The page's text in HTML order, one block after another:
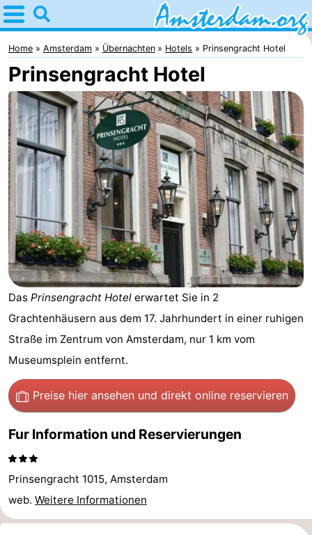
Home
Amsterdam
Interessante
Ausflüge
Für
Kindern
Für
Junge
Erwachsene
Kostenlos
Übernachten
Appartements
Campingplätze
Ferienhäuser
Het
Amsterdamse
-
Spaarnwoude
Hotels
(mit
Frühstück)
Lastminutes
Museen
Attraktionen
Home Amsterdam Übernachten Hotels Prinsengracht Hotel
Prinsengracht Hotel
Das Prinsengracht Hotel erwartet Sie in 2
Grachtenhäusern aus dem 17. Jahrhundert in einer ruhigen
Straße im Zentrum von Amsterdam, nur 1 km vom
Museumsplein entfernt.
Preise hier ansehen und direkt online reservieren
Fur Information und Reservierungen
Prinsengracht 1015, Amsterdam
web. Weitere Informationen